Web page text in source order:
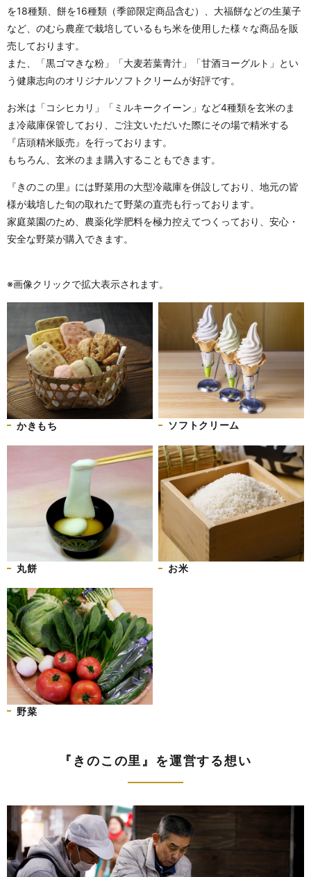
を18種類、餅を16種類（季節限定商品含む）、大福餅などの生菓子
など、のむら農産で栽培しているもち米を使用した様々な商品を販
売しております。
また、「黒ゴマきな粉」「大麦若葉青汁」「甘酒ヨーグルト」とい
う健康志向のオリジナルソフトクリームが好評です。
お米は「コシヒカリ」「ミルキークイーン」など4種類を玄米のま
ま冷蔵庫保管しており、ご注文いただいた際にその場で精米する
『店頭精米販売』を行っております。
もちろん、玄米のまま購入することもできます。
『きのこの里』には野菜用の大型冷蔵庫を併設しており、地元の皆
様が栽培した旬の取れたて野菜の直売も行っております。
家庭菜園のため、農薬化学肥料を極力控えてつくっており、安心・
安全な野菜が購入できます。
※画像クリックで拡大表示されます。
かきもち ソフトクリーム
丸餅 お米
野菜
『きのこの里』を運営する想い